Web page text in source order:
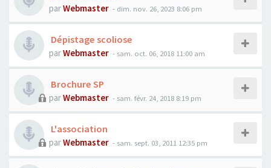
parWebmaster - dim. nov. 26, 2023 8:06 pm
Dépistage scoliose
parWebmaster - sam. oct. 06, 2018 11:00 am
Brochure SP
parWebmaster - sam. févr. 24, 2018 8:19 pm
L'association
parWebmaster - sam. sept. 03, 2011 12:35 pm